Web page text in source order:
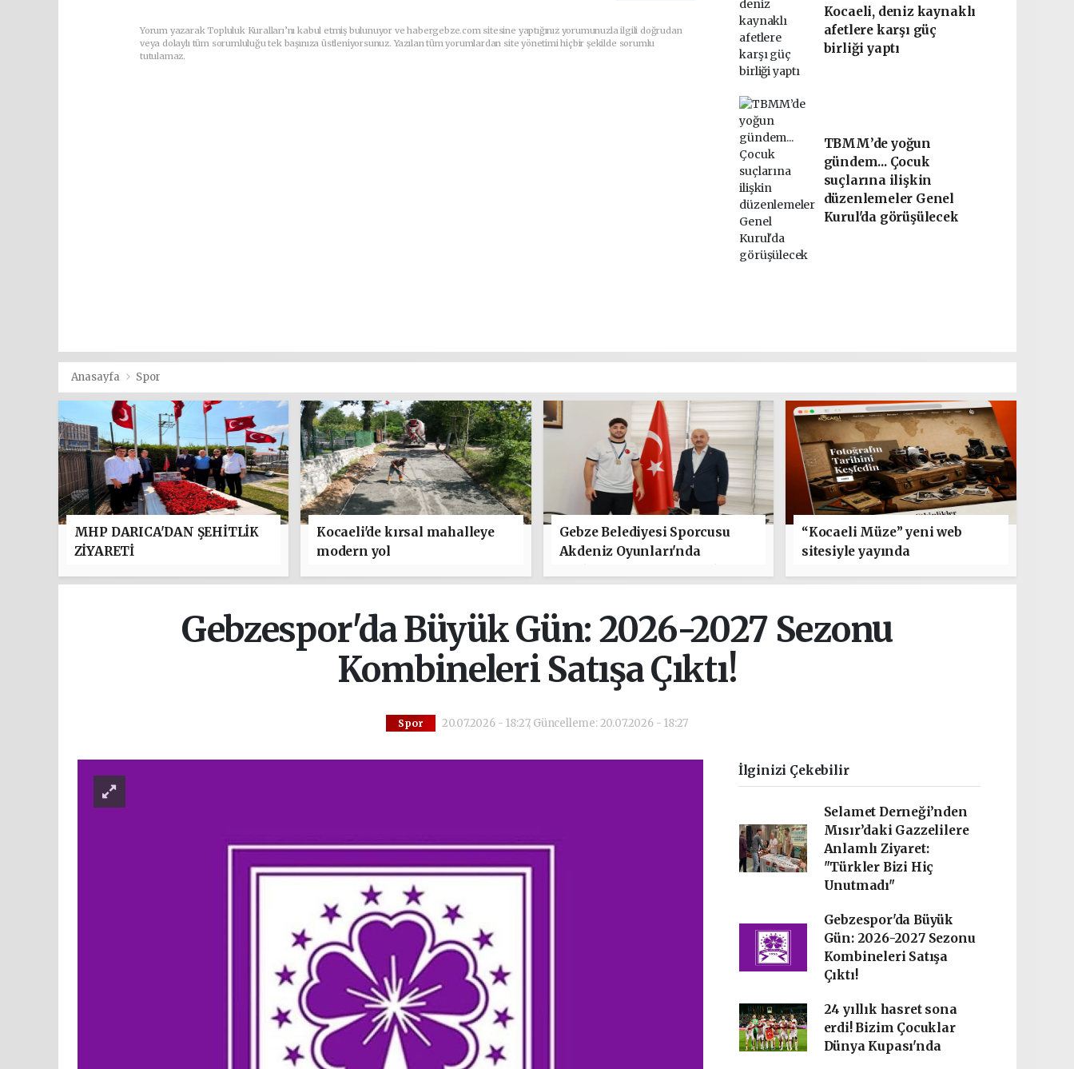
Yorum yazarak Topluluk Kuralları’nı kabul etmiş bulunuyor ve habergebze.com sitesine yaptığınız yorumunuzla ilgili doğrudan
veya dolaylı tüm sorumluluğu tek başınıza üstleniyorsunuz. Yazılan tüm yorumlardan site yönetimi hiçbir şekilde sorumlu
tutulamaz.
Kocaeli, deniz kaynaklı
afetlere karşı güç
birliği yaptı
TBMM’de yoğun
gündem... Çocuk
suçlarına ilişkin
düzenlemeler Genel
Kurul'da görüşülecek
Anasayfa Spor
MHP DARICA'DAN ŞEHİTLİK
ZİYARETİ
Kocaeli'de kırsal mahalleye
modern yol
Gebze Belediyesi Sporcusu
Akdeniz Oyunları'nda
“Kocaeli Müze” yeni web
sitesiyle yayında
Gebzespor'da Büyük Gün: 2026-2027 Sezonu
Kombineleri Satışa Çıktı!
Spor 20.07.2026 - 18:27, Güncelleme: 20.07.2026 - 18:27
İlginizi Çekebilir
Selamet Derneği’nden
Mısır’daki Gazzelilere
Anlamlı Ziyaret:
"Türkler Bizi Hiç
Unutmadı"
Gebzespor'da Büyük
Gün: 2026-2027 Sezonu
Kombineleri Satışa
Çıktı!
24 yıllık hasret sona
erdi! Bizim Çocuklar
Dünya Kupası'nda